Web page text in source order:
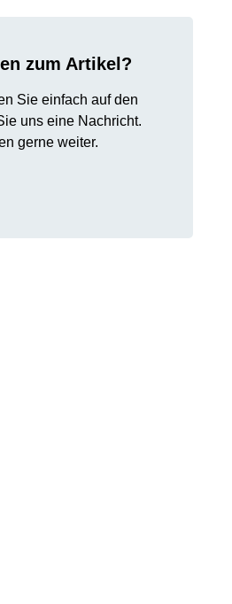
zum Artikel?
Sie einfach auf den
uns eine Nachricht.
gerne weiter.